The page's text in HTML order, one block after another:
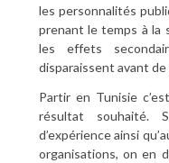
les personnalités
prenant le temps à la
les effets
disparaissent avant
Partir en Tunisie
résultat souhaité.
d’expérience ainsi
organisations, on en